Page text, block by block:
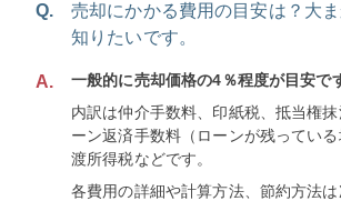
Q.
売却にかかる費用の目安は？大
知りたいです。
A.
一般的に売却価格の4％程度が目安で
内訳は仲介手数料、印紙税、抵当権
ーン返済手数料（ローンが残ってい
渡所得税などです。
各費用の詳細や計算方法、節約方法